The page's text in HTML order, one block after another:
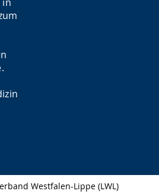
Westfalen-Lippe (LWL)